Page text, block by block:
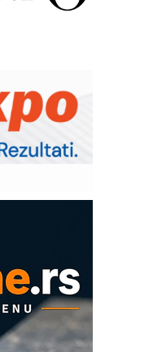
od 40 godina
efikasnije
u
standard
VDC
proizvodnju